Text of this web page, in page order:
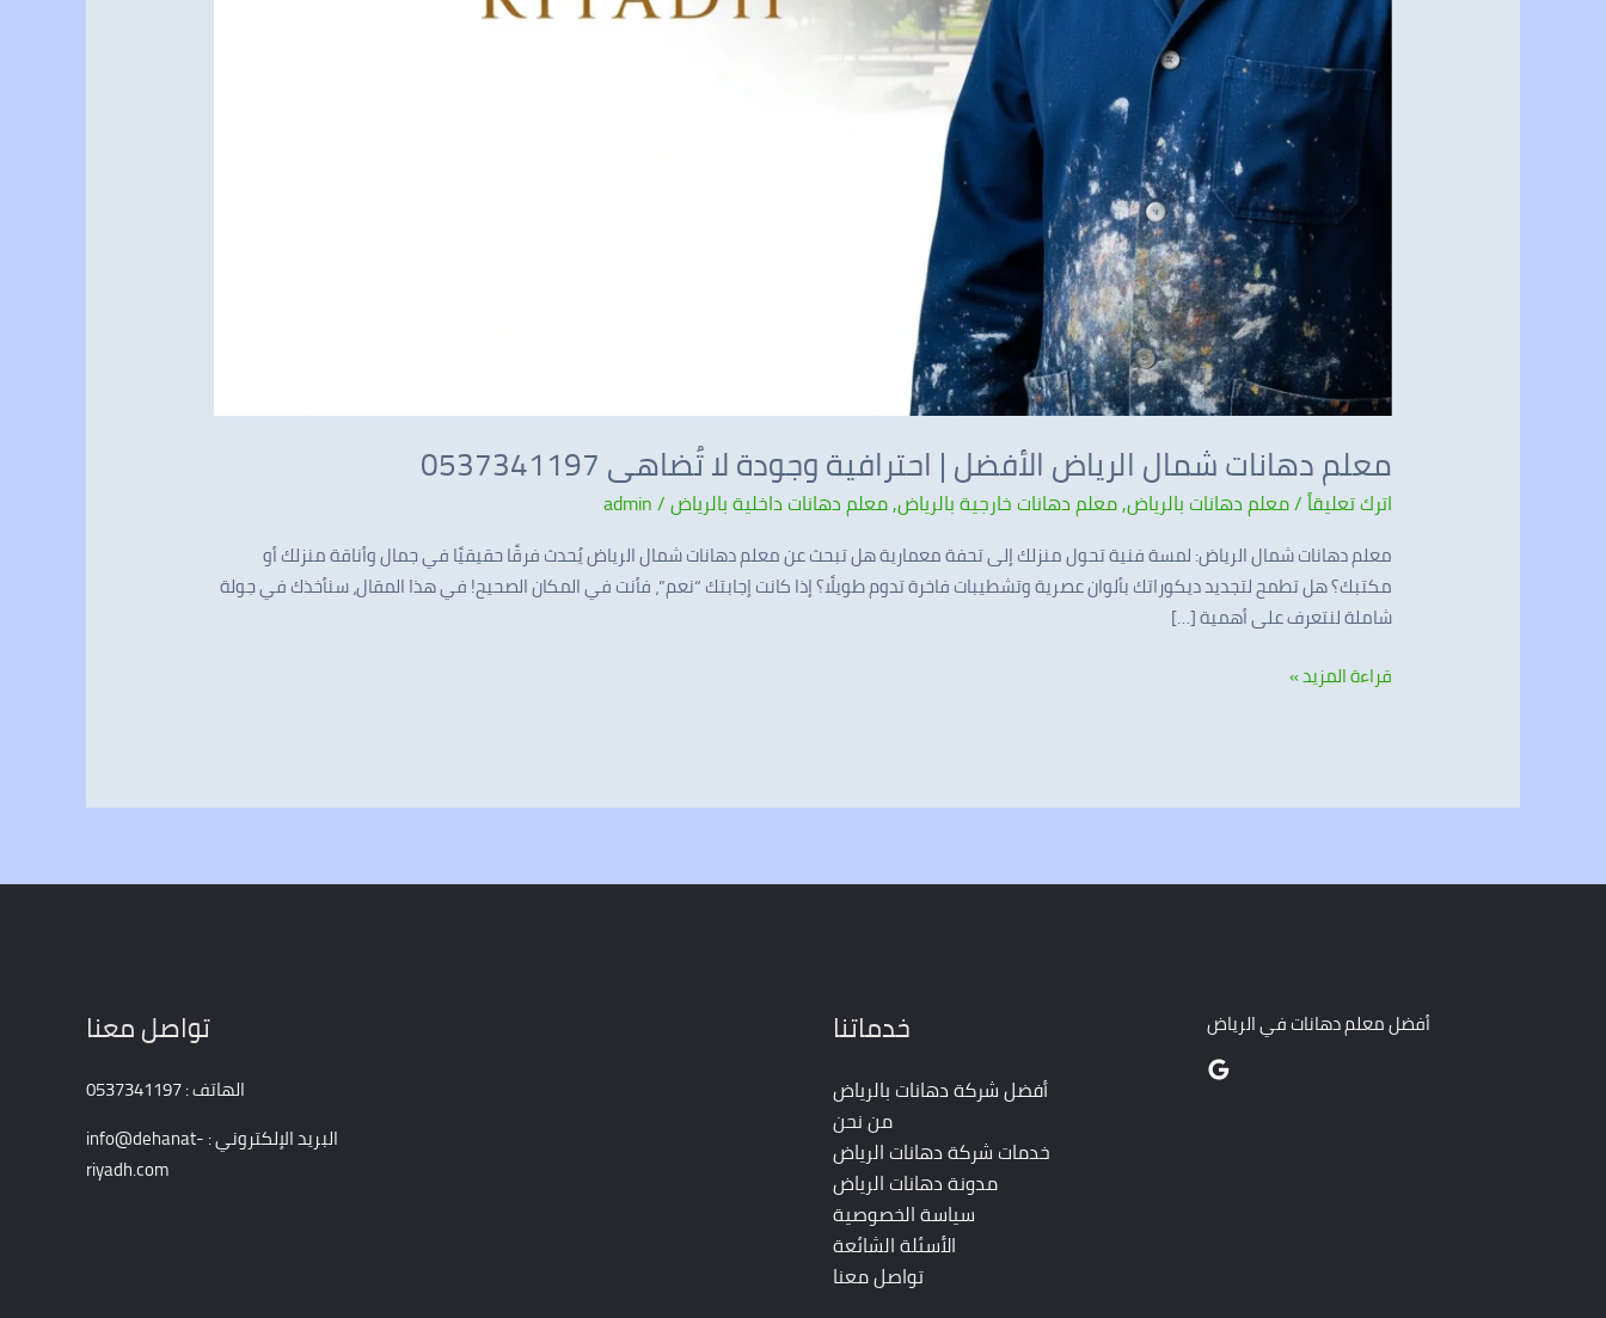
معلم دهانات شمال الرياض الأفضل | احترافية وجودة لا تُضاهى 0537341197
اترك تعليقاً/معلم دهانات بالرياض,معلم دهانات خارجية بالرياض,معلم دهانات داخلية بالرياض/
admin
معلم دهانات شمال الرياض: لمسة فنية تحول منزلك إلى تحفة معمارية هل تبحث عن معلم دهانات شمال الرياض يُحدث فرقًا حقيقيًا في جمال وأناقة منزلك أو
مكتبك؟ هل تطمح لتجديد ديكوراتك بألوان عصرية وتشطيبات فاخرة تدوم طويلًا؟ إذا كانت إجابتك “نعم”، فأنت في المكان الصحيح! في هذا المقال، سنأخذك في جولة
شاملة لنتعرف على أهمية […]
قراءة المزيد »
أفضل معلم دهانات في الرياض خدماتنا
أفضل شركة دهانات بالرياض
من نحن
خدمات شركة دهانات الرياض
مدونة دهانات الرياض
سياسة الخصوصية
الأسئلة الشائعة
تواصل معنا
تواصل معنا
الهاتف : 0537341197
البريد الإلكتروني : info@dehanat-
riyadh.com